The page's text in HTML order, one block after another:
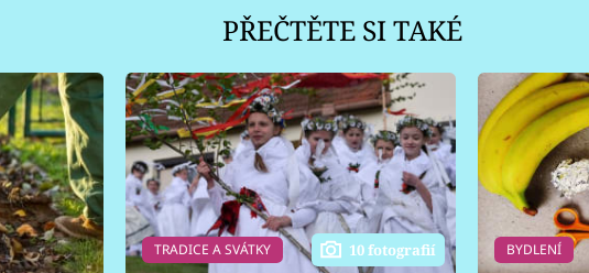
PŘEČTĚTE SI TAKÉ
TRADICE A SVÁTKY 10 fotografií BYDLENÍ